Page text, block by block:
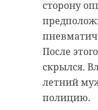
сторону
После
скрылся.
летний
полицию.
В
завершают
Они
концу
на кровле.
11-й Санкт-
общество